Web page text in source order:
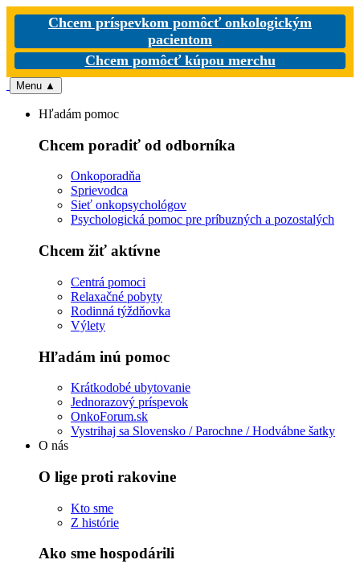
Chcem príspevkom pomôcť onkologickým
pacientom
Chcem pomôcť kúpou merchu
Menu ▲
Hľadám pomoc
Chcem poradiť od odborníka
Onkoporadňa
Sprievodca
Sieť onkopsychológov
Psychologická pomoc pre príbuzných a pozostalých
Chcem žiť aktívne
Centrá pomoci
Relaxačné pobyty
Rodinná týždňovka
Výlety
Hľadám inú pomoc
Krátkodobé ubytovanie
Jednorazový príspevok
OnkoForum.sk
Vystrihaj sa Slovensko / Parochne / Hodvábne šatky
O nás
O lige proti rakovine
Kto sme
Z histórie
Ako sme hospodárili